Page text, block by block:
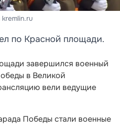
по Красной площади.
завершился военный
в Великой
вели ведущие
Победы стали военные